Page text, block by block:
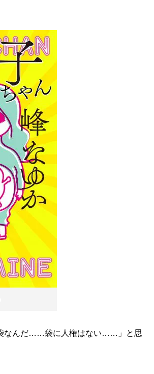
なんだ……袋に人権はない……」と思